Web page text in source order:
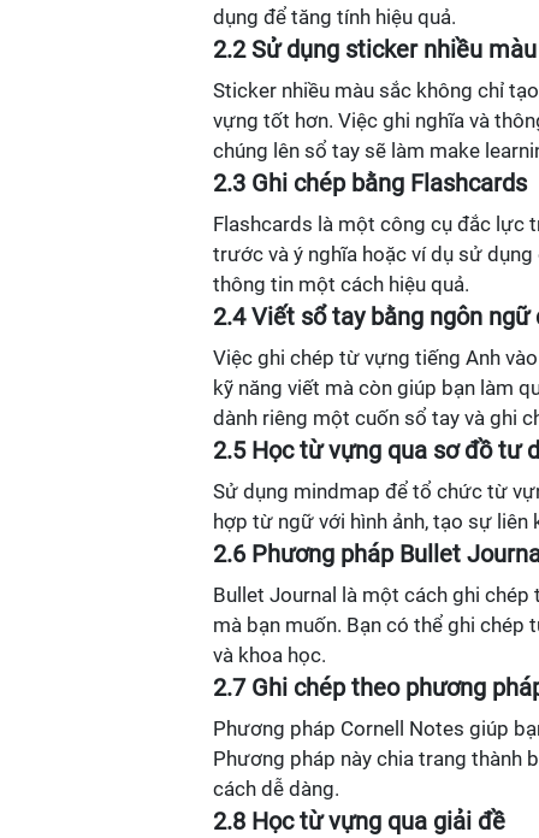
dụng để tăng tính hiệu quả.
2.2 Sử dụng sticker nhiều
Sticker nhiều màu sắc không chỉ
vựng tốt hơn. Việc ghi nghĩa và
chúng lên sổ tay sẽ làm make
2.3 Ghi chép bằng Flashcards
Flashcards là một công cụ đắc lực
trước và ý nghĩa hoặc ví dụ sử
thông tin một cách hiệu quả.
2.4 Viết sổ tay bằng ngôn ngữ
Việc ghi chép từ vựng tiếng Anh
kỹ năng viết mà còn giúp bạn làm
dành riêng một cuốn sổ tay và ghi
2.5 Học từ vựng qua sơ đồ tư
Sử dụng mindmap để tổ chức từ
hợp từ ngữ với hình ảnh, tạo sự
2.6 Phương pháp Bullet
Bullet Journal là một cách ghi
mà bạn muốn. Bạn có thể ghi
và khoa học.
2.7 Ghi chép theo phương
Phương pháp Cornell Notes giúp
Phương pháp này chia trang thành
cách dễ dàng.
2.8 Học từ vựng qua giải đề